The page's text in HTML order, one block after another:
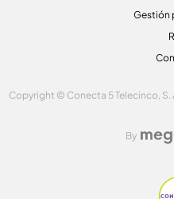
Gestión
Copyright © Conecta 5 Telecinco,
By